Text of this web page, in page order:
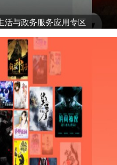
活与政务服务应用专区